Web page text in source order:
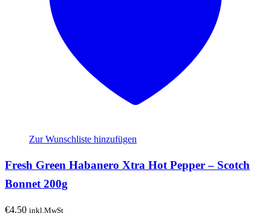
Zur Wunschliste hinzufügen
Fresh Green Habanero Xtra Hot Pepper – Scotch
Bonnet 200g
€4.50 inkl.MwSt